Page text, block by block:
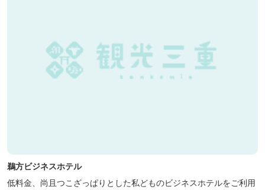
鵜方ビジネスホテル
低料金、尚且つこざっぱりとした私どものビジネスホテルをご利用